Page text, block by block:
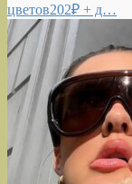
цветов202₽ + д…